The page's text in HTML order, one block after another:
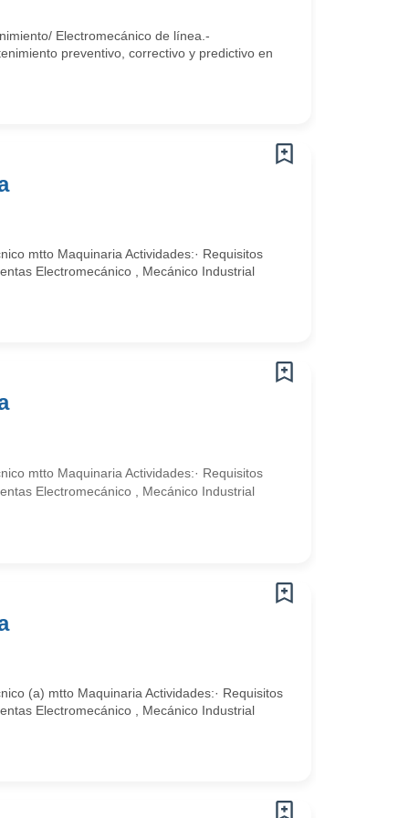
Electromecánico de línea.-
preventivo, correctivo y predictivo en
mtto Maquinaria Actividades:· Requisitos
Electromecánico , Mecánico Industrial
mtto Maquinaria Actividades:· Requisitos
Electromecánico , Mecánico Industrial
(a) mtto Maquinaria Actividades:· Requisitos
Electromecánico , Mecánico Industrial